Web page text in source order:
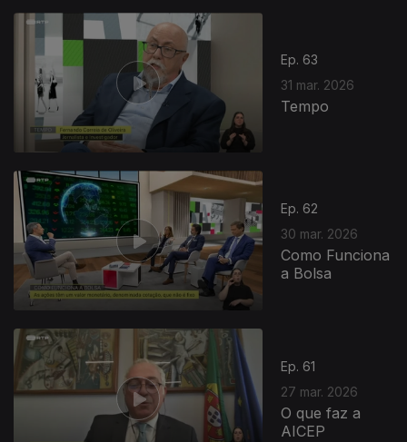
Ep. 63
31 mar. 2026
Tempo
Ep. 62
30 mar. 2026
Como Funciona
a Bolsa
Ep. 61
27 mar. 2026
O que faz a
AICEP